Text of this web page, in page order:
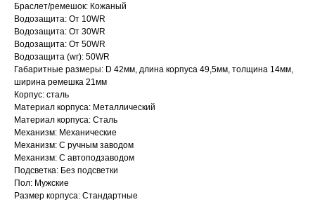
Браслет/ремешок: Кожаный
Водозащита: От 10WR
Водозащита: От 30WR
Водозащита: От 50WR
Водозащита (wr): 50WR
Габаритные размеры: D 42мм, длина корпуса 49,5мм, толщина 14мм,
ширина ремешка 21мм
Корпус: сталь
Материал корпуса: Металлический
Материал корпуса: Сталь
Механизм: Механические
Механизм: С ручным заводом
Механизм: С автоподзаводом
Подсветка: Без подсветки
Пол: Мужские
Размер корпуса: Стандартные